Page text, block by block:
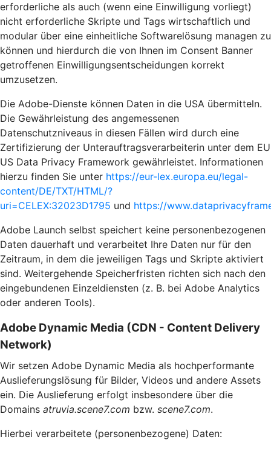
erforderliche als auch (wenn eine Einwilligung vorliegt)
nicht erforderliche Skripte und Tags wirtschaftlich und
modular über eine einheitliche Softwarelösung managen zu
können und hierdurch die von Ihnen im Consent Banner
getroffenen Einwilligungsentscheidungen korrekt
umzusetzen.
Die Adobe-Dienste können Daten in die USA übermitteln.
Die Gewährleistung des angemessenen
Datenschutzniveaus in diesen Fällen wird durch eine
Zertifizierung der Unterauftragsverarbeiterin unter dem EU
US Data Privacy Framework gewährleistet. Informationen
hierzu finden Sie unter https://eur-lex.europa.eu/legal-
content/DE/TXT/HTML/?
uri=CELEX:32023D1795 und https://
Adobe Launch selbst speichert keine personenbezogenen
Daten dauerhaft und verarbeitet Ihre Daten nur für den
Zeitraum, in dem die jeweiligen Tags und Skripte aktiviert
sind. Weitergehende Speicherfristen richten sich nach den
eingebundenen Einzeldiensten (z. B. bei Adobe Analytics
oder anderen Tools).
Adobe Dynamic Media (CDN - Content Delivery
Network)
Wir setzen Adobe Dynamic Media als hochperformante
Auslieferungslösung für Bilder, Videos und andere Assets
ein. Die Auslieferung erfolgt insbesondere über die
Domains atruvia.scene7.com bzw. scene7.com.
Hierbei verarbeitete (personenbezogene) Daten: